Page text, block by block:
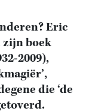
Eric
boek
2009),
die ‘de